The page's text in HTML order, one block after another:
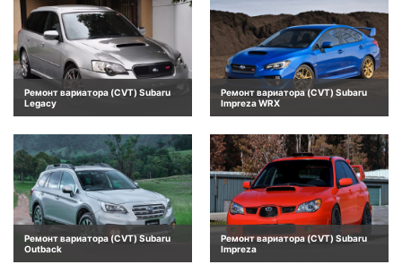
Ремонт вариатора (CVT) Subaru
Legacy
Ремонт вариатора (CVT) Subaru
Impreza WRX
Ремонт вариатора (CVT) Subaru
Outback
Ремонт вариатора (CVT) Subaru
Impreza